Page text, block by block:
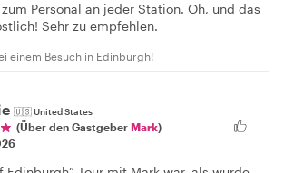
Personal an jeder Station. Oh, und das
Sehr zu empfehlen.
einem Besuch in Edinburgh!
🇺🇸United States
(Über den Gastgeber Mark)